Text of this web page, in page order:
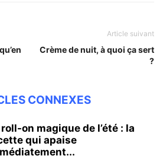
Article suivant
Crème de nuit, à quoi ça sert
?
CONNEXES
roll-on magique de l’été : la
qui apaise